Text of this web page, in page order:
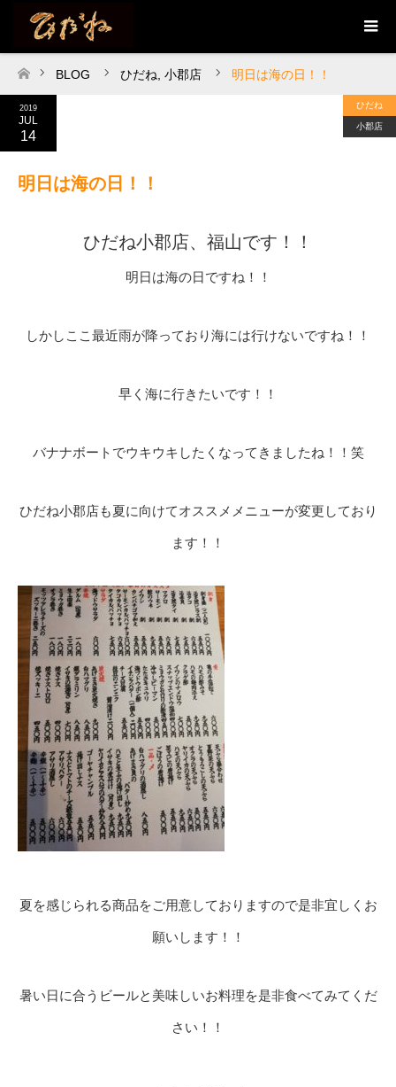
ホーム
BLOG ひだね 小郡店 明日は海の日！！
2019
JUL
14
ひだね
小郡店
明日は海の日！！
ひだね小郡店、福山です！！
明日は海の日ですね！！
しかしここ最近雨が降っており海には行けないですね！！
早く海に行きたいです！！
バナナボートでウキウキしたくなってきましたね！！笑
ひだね小郡店も夏に向けてオススメメニューが変更しており
ます！！
夏を感じられる商品をご用意しておりますので是非宜しくお
願いします！！
暑い日に合うビールと美味しいお料理を是非食べてみてくだ
さい！！